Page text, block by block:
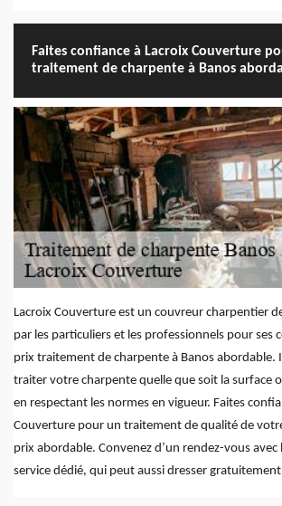
Faites confiance à Lacroix Couverture
traitement de charpente à Banos
Lacroix Couverture est un couvreur charpentier
par les particuliers et les professionnels pour ses
prix traitement de charpente à Banos abordable.
traiter votre charpente quelle que soit la surface
en respectant les normes en vigueur. Faites
Couverture pour un traitement de qualité de
prix abordable. Convenez d’un rendez-vous
service dédié, qui peut aussi dresser